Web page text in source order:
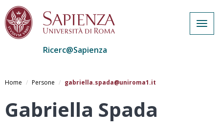
al
Ricerc@Sapienza
Home Persone gabriella.spada@uniroma1.it
Gabriella Spada